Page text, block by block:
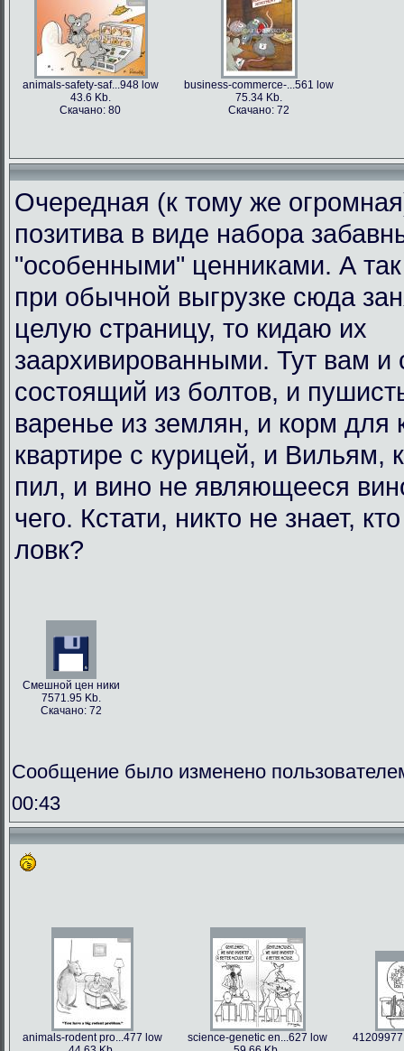
animals-safety-saf...948 low
43.6 Kb.
Скачано: 80
business-commerce-...561 low
75.34 Kb.
Скачано: 72
Очередная (к тому же
позитива в виде набора
"особенными" ценниками. А так
при обычной выгрузке сюда
целую страницу, то кидаю их
заархивированными. Тут вам и
состоящий из болтов, и
варенье из землян, и корм
квартире с курицей, и Вильям,
пил, и вино не являющееся
чего. Кстати, никто не знает,
ловк?
Смешной цен ники
7571.95 Kb.
Скачано: 72
Сообщение было изменено
00:43
animals-rodent pro...477 low
science-genetic en...627 low